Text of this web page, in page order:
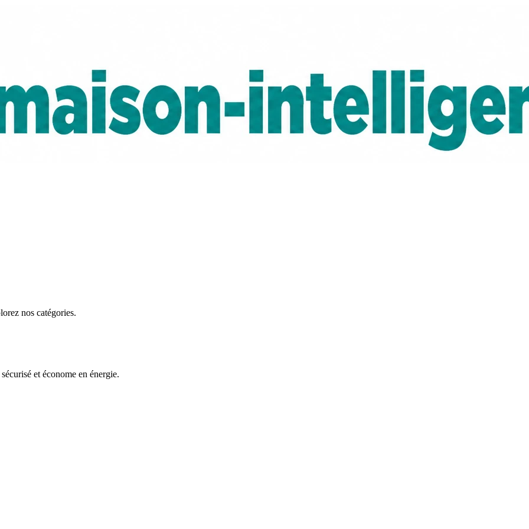
nos catégories.
et économe en énergie.